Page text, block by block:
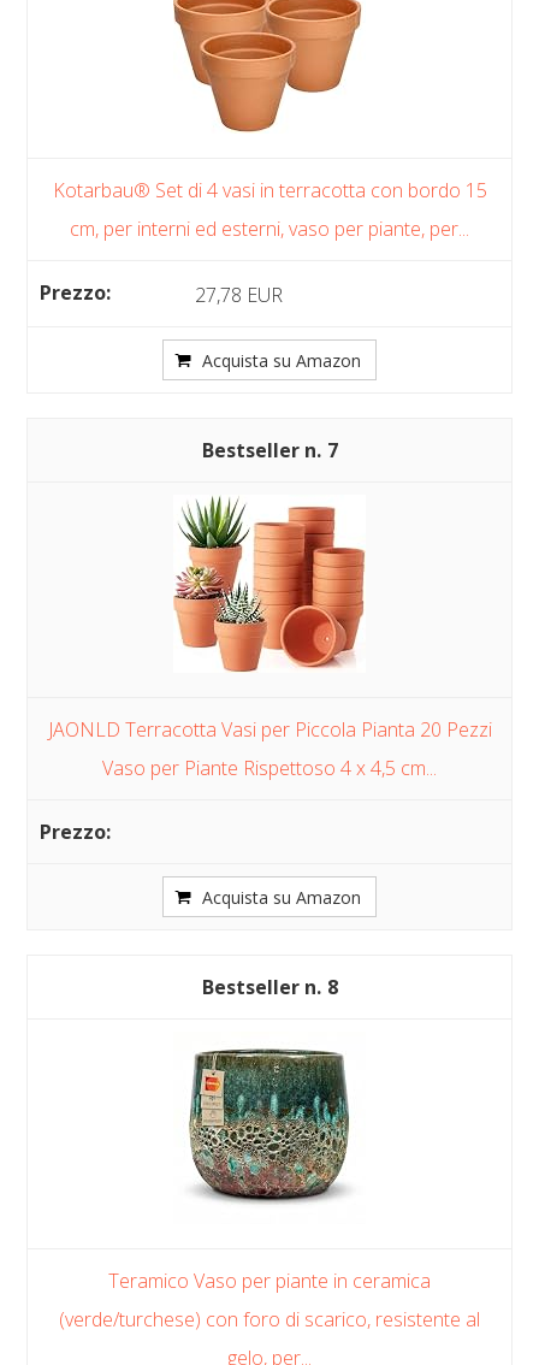
Kotarbau® Set di 4 vasi in terracotta con bordo 15
cm, per interni ed esterni, vaso per piante, per...
27,78 EUR
Acquista su Amazon
7
JAONLD Terracotta Vasi per Piccola Pianta 20 Pezzi
Vaso per Piante Rispettoso 4 x 4,5 cm...
Acquista su Amazon
8
Teramico Vaso per piante in ceramica
(verde/turchese) con foro di scarico, resistente al
gelo, per...